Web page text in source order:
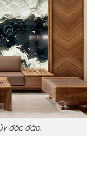
độc đáo.